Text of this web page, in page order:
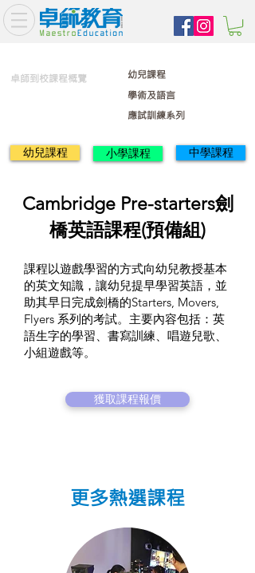
卓師到校課程概覽
學術及語言
應試訓練系列
幼兒課程
幼兒課程 小學課程 中學課程
課程以遊戲學習的方式向幼兒教授基本
的英文知識，讓幼兒提早學習英語，並
助其早日完成劍橋的Starters, Movers,
Flyers 系列的考試。主要內容包括：英
語生字的學習、書寫訓練、唱遊兒歌、
小組遊戲等。
獲取課程報價
Cambridge Pre-starters劍
橋英語課程(預備組)
更多熱選課程